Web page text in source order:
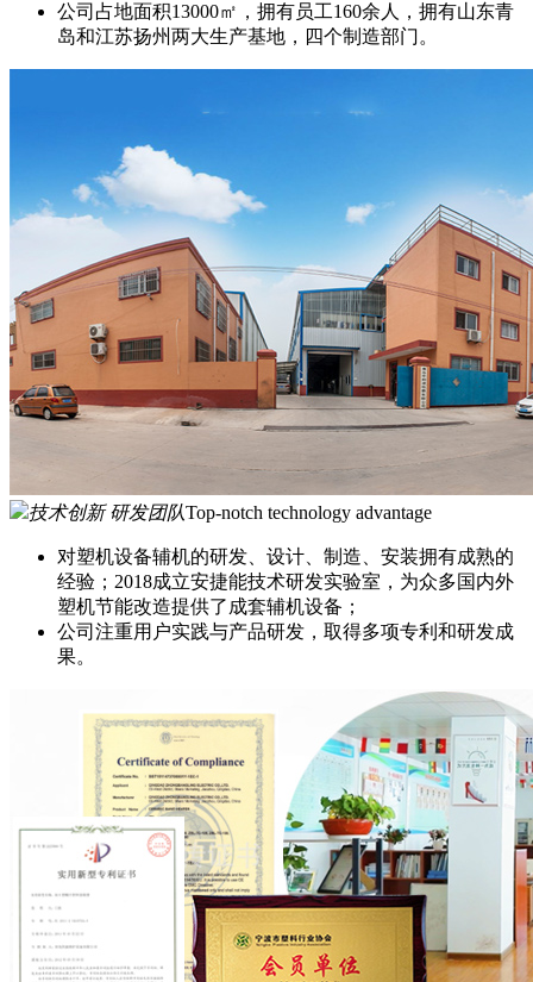
公司占地面积13000㎡，拥有员工160余人，拥有山东青
岛和江苏扬州两大生产基地，四个制造部门。
技术创新 研发团队Top-notch technology advantage
对塑机设备辅机的研发、设计、制造、安装拥有成熟的
经验；2018成立安捷能技术研发实验室，为众多国内外
塑机节能改造提供了成套辅机设备；
公司注重用户实践与产品研发，取得多项专利和研发成
果。